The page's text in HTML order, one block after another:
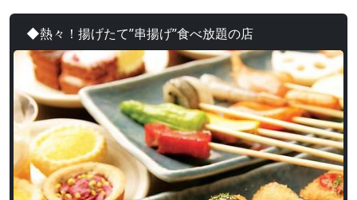
◆熱々！揚げたて”串揚げ”食べ放題の店